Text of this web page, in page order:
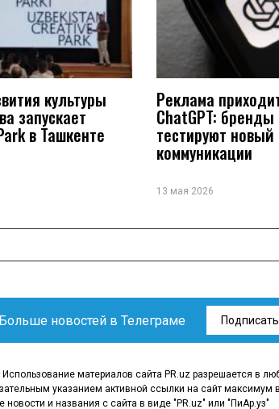
культуры
запускает
в Ташкенте
Реклама
ChatGPT: бренды
тестируют новый
коммуникации
13 мая 2026
Больше новостей в Телеграме
материалов сайта PR.uz разрешается в
указанием активной ссылки на сайт максимум
новости и названия с сайта в виде "PR.uz" или "ПиАр.уз"